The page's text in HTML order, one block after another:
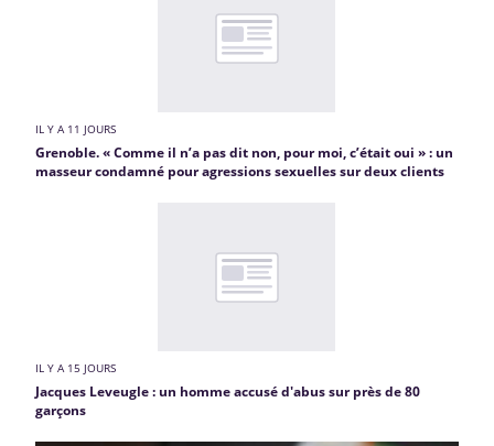
IL Y A 11 JOURS
Grenoble. « Comme il n’a pas dit non, pour moi, c’était oui » : un
masseur condamné pour agressions sexuelles sur deux clients
IL Y A 15 JOURS
Jacques Leveugle : un homme accusé d'abus sur près de 80
garçons